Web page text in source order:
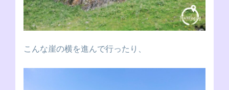
こんな崖の横を進んで行ったり、